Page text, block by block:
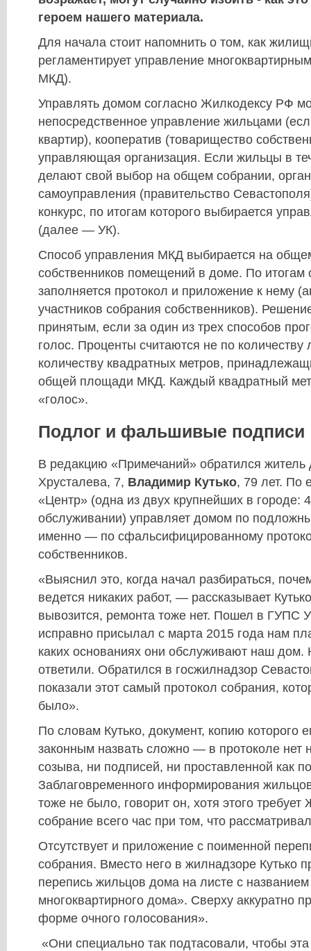
героем нашего материала.
Для начала стоит напомнить о том, как
регламентирует управление
МКД).
Управлять домом согласно Жилкодексу РФ
непосредственное управление жильцами
квартир), кооператив (товарищество
управляющая организация. Если жильцы в
делают свой выбор на общем собрании,
самоуправления (правительство
конкурс, по итогам которого выбирается
(далее — УК).
Способ управления МКД выбирается на
собственников помещений в доме. По итогам
заполняется протокол и приложение к нему
участников собрания собственников).
принятым, если за один из трех способов
голос. Проценты считаются не по
количеству квадратных метров,
общей площади МКД. Каждый квадратный
«голос».
Подлог и фальшивые подписи
В редакцию «Примечаний» обратился житель
Хрусталева, 7, Владимир Кутько, 79 лет. По
«Центр» (одна из двух крупнейших в городе:
обслуживании) управляет домом по
именно — по сфальсифицированному
собственников.
«Выяснил это, когда начал разбираться,
ведется никаких работ, — рассказывает
вывозится, ремонта тоже нет. Пошел в ГУПС
исправно присылал с марта 2015 года нам
каких основаниях они обслуживают наш дом.
ответили. Обратился в госжилнадзор
показали этот самый протокол собрания,
было».
По словам Кутько, документ, копию которого
законным назвать сложно — в протоколе нет
созыва, ни подписей, ни проставленной как
Заблаговременного информирования
тоже не было, говорит он, хотя этого
собрание всего час при том, что
Отсутствует и приложение с поименной
собрания. Вместо него в жилнадзоре Кутько
перепись жильцов дома на листе с названием
многоквартирного дома». Сверху аккуратно
форме очного голосования».
«Они специально так подтасовали, чтобы